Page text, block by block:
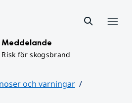
Meddelande
Risk för skogsbrand
och varningar